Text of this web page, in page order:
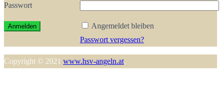
Passwort
Angemeldet bleiben
Passwort vergessen?
Copyright © 2021 www.hsv-angeln.at.